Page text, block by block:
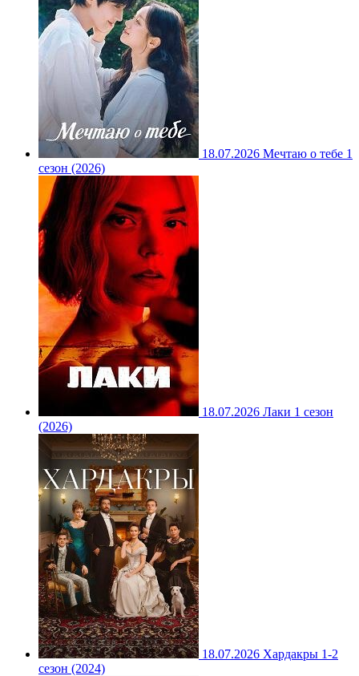
18.07.2026 Мечтаю о тебе 1
сезон (2026)
18.07.2026 Лаки 1 сезон
(2026)
18.07.2026 Хардакры 1-2
сезон (2024)